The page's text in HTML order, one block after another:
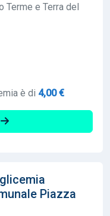
Terme e Terra del
è di 4,00 €
Piazza